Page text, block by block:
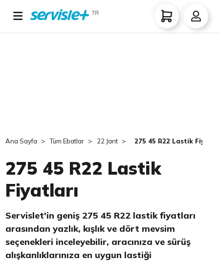
TR
Ana Sayfa Tüm Ebatlar 22 Jant 275 45 R22 Lastik
275 45 R22 Lastik
Fiyatları
Servislet'in geniş 275 45 R22 lastik fiyatları
arasından yazlık, kışlık ve dört mevsim
seçenekleri inceleyebilir, aracınıza ve sürüş
alışkanlıklarınıza en uygun lastiği